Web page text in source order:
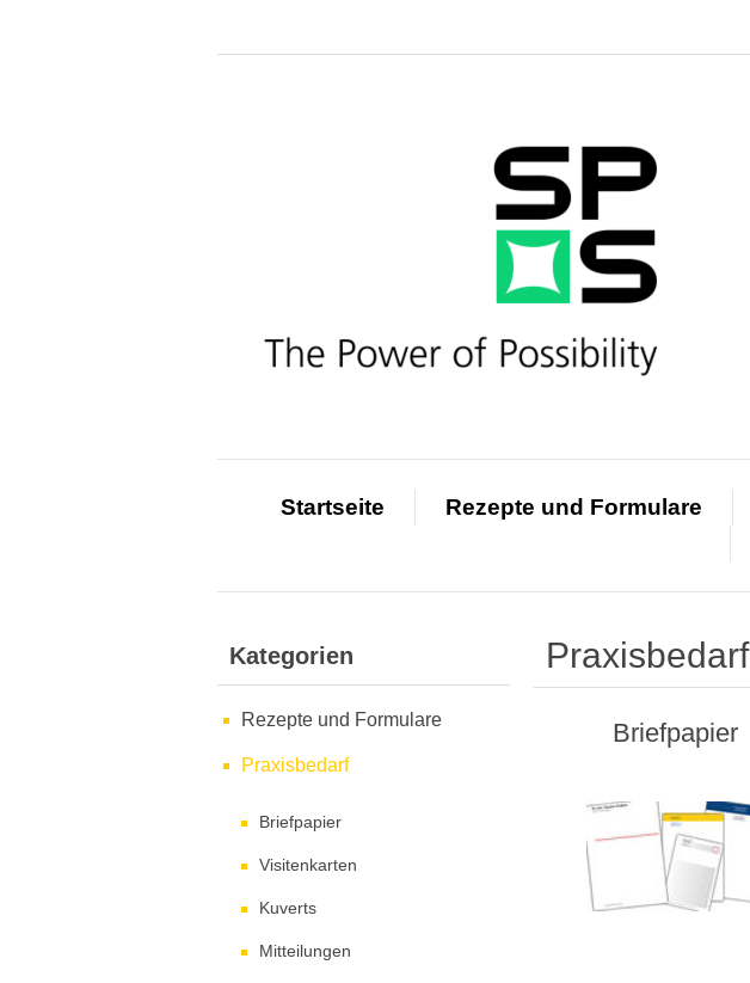
Startseite Rezepte und Formulare
Kategorien
Rezepte und Formulare
Praxisbedarf
Briefpapier
Visitenkarten
Kuverts
Mitteilungen
Praxisbedarf
Briefpapier